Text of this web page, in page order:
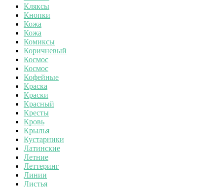
Кляксы
Кнопки
Кожа
Кожа
Комиксы
Коричневый
Космос
Космос
Кофейные
Краска
Краски
Красный
Кресты
Кровь
Крылья
Кустарники
Латинские
Летние
Леттеринг
Линии
Листья